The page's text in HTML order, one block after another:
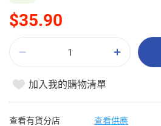
$35.90
加入我的購物清單
查看有貨分店 查看供應